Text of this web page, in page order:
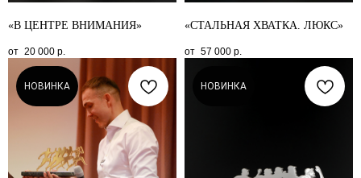
«В ЦЕНТРЕ ВНИМАНИЯ»
20 000 р.
«СТАЛЬНАЯ ХВАТКА. ЛЮКС»
57 000 р.
НОВИНКА НОВИНКА